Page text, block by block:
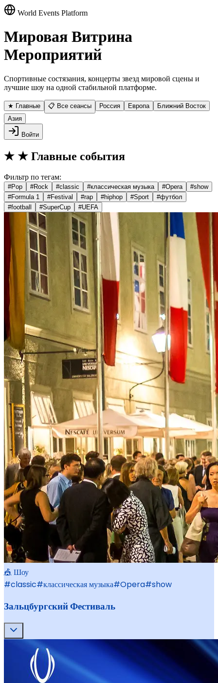
World Events Platform
Мировая Витрина
Мероприятий
Спортивные состязания, концерты звезд мировой сцены и
лучшие шоу на одной стабильной платформе.
★ Главные 📋 Все сеансы Россия Европа
Ближний Восток
Азия
Войти
★ ★ Главные события
Фильтр по тегам:
#Pop #Rock #classic #классическая музыка #Opera #show
#Formula 1 #Festival #rap #hiphop #Sport #футбол
#football #SuperCup #UEFA
🎪 Шоу
#classic#классическая музыка#Opera#show
Зальцбургский Фестиваль